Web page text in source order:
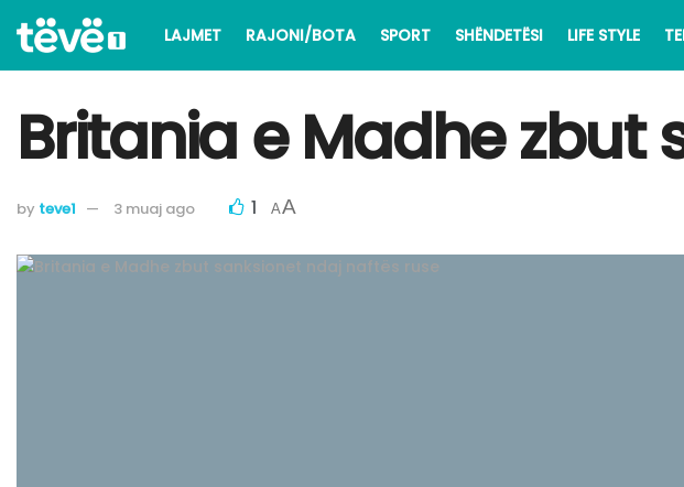
LAJMET RAJONI/BOTA SPORT SHËNDETËSI LIFE STYLE
Britania e Madhe zbut
by teve1 3 muaj ago 1 AA